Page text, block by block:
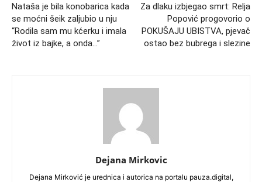
Nataša je bila konobarica kada
se moćni šeik zaljubio u nju
“Rodila sam mu kćerku i imala
život iz bajke, a onda…”
Za dlaku izbjegao smrt: Relja
Popović progovorio o
POKUŠAJU UBISTVA, pjevač
ostao bez bubrega i slezine
Dejana Mirkovic
Dejana Mirković je urednica i autorica na portalu pauza.digital,